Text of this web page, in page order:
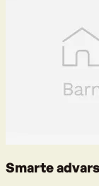
Smarte